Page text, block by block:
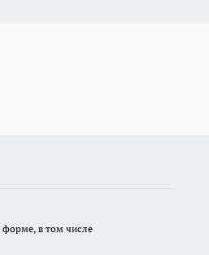
форме, в том числе